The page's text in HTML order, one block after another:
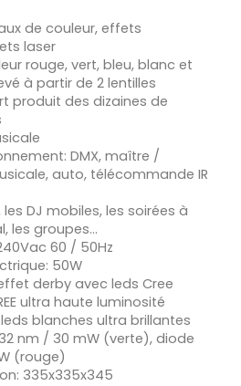
de couleur, effets
laser
rouge, vert, bleu, blanc et
à partir de 2 lentilles
produit des dizaines de
DMX, maître /
auto, télécommande IR
DJ mobiles, les soirées à
les groupes...
60 / 50Hz
50W
derby avec leds Cree
ultra haute luminosité
blanches ultra brillantes
nm / 30 mW (verte), diode
(rouge)
335x335x345